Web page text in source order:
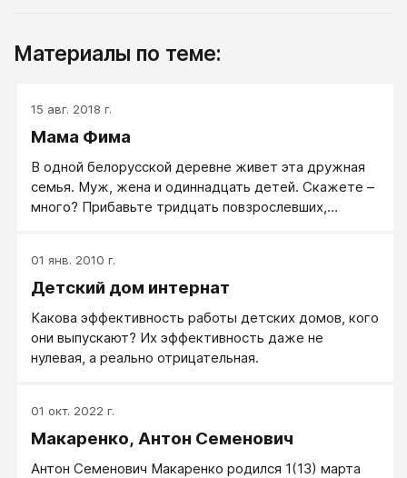
Материалы по теме:
15 авг. 2018 г.
Мама Фима
В одной белорусской деревне живет эта дружная
семья. Муж, жена и одиннадцать детей. Скажете –
много? Прибавьте тридцать повзрослевших,
(которых уже два десятка). Мама радуется этим
маленьким хулиганам, не разделяя – «от родных»
01 янв. 2010 г.
Детский дом интернат
Какова эффективность работы детских домов, кого
они выпускают? Их эффективность даже не
нулевая, а реально отрицательная.
01 окт. 2022 г.
Макаренко, Антон Семенович
Антон Семенович Макаренко родился 1(13) марта